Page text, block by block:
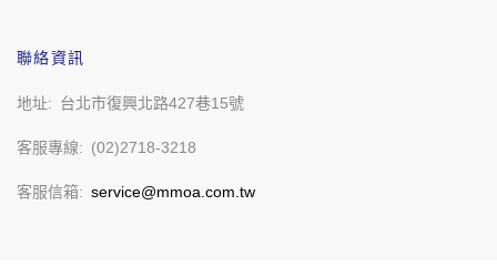
聯絡資訊
地址 台北市復興北路427巷15號
客服專線 (02)2718-3218
客服信箱 service@mmoa.com.tw